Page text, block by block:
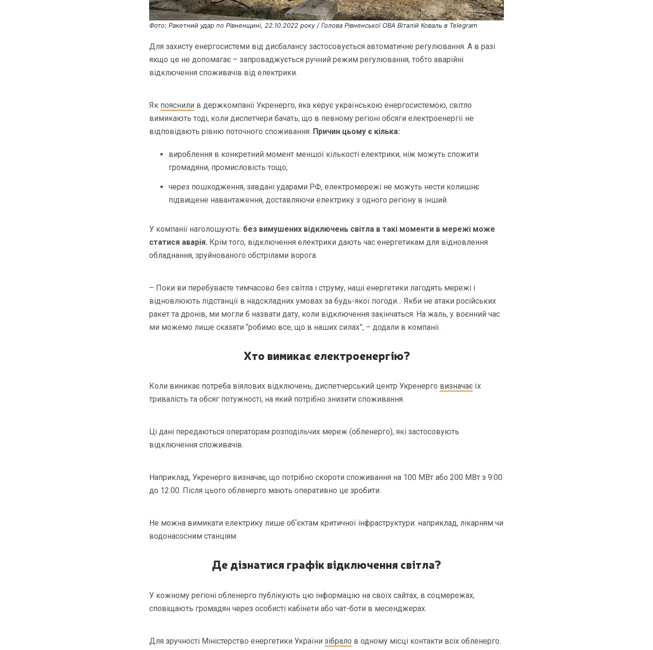
Фото: Ракетний удар по Рівненщині, 22.10.2022 року / Голова Рівненської ОВА Віталій Коваль в Telegram
Для захисту енергосистеми від дисбалансу застосовується автоматичне регулювання. А в разі
якщо це не допомагає – запроваджується ручний режим регулювання, тобто аварійні
відключення споживачів від електрики.
Як пояснили в держкомпанії Укренерго, яка керує українською енергосистемою, світло
вимикають тоді, коли диспетчери бачать, що в певному регіоні обсяги електроенергії не
відповідають рівню поточного споживання. Причин цьому є кілька:
вироблення в конкретний момент меншої кількості електрики, ніж можуть спожити
громадяни, промисловість тощо;
через пошкодження, завдані ударами РФ, електромережі не можуть нести колишнє
підвищене навантаження, доставляючи електрику з одного регіону в інший.
У компанії наголошують: без вимушених відключень світла в такі моменти в мережі може
статися аварія. Крім того, відключення електрики дають час енергетикам для відновлення
обладнання, зруйнованого обстрілами ворога.
– Поки ви перебуваєте тимчасово без світла і струму, наші енергетики лагодять мережі і
відновлюють підстанції в надскладних умовах за будь-якої погоди… Якби не атаки російських
ракет та дронів, ми могли б назвати дату, коли відключення закінчаться. На жаль, у воєнний час
ми можемо лише сказати “робимо все, що в наших силах”, – додали в компанії.
Хто вимикає електроенергію?
Коли виникає потреба віялових відключень, диспетчерський центр Укренерго визначаєїх
тривалість та обсяг потужності, на який потрібно знизити споживання.
Ці дані передаються операторам розподільчих мереж (обленерго), які застосовують
відключення споживачів.
Наприклад, Укренерго визначає, що потрібно скороти споживання на 100 МВт або 200 МВт з 9:00
до 12:00. Після цього обленерго мають оперативно це зробити.
Не можна вимикати електрику лише обʼєктам критичної інфраструктури: наприклад, лікарням чи
водонасосним станціям.
Де дізнатися графік відключення світла?
У кожному регіоні обленерго публікують цю інформацію на своїх сайтах, в соцмережах,
сповіщають громадян через особисті кабінети або чат-боти в месенджерах.
Для зручності Міністерство енергетики України зібрало в одному місці контакти всіх обленерго.